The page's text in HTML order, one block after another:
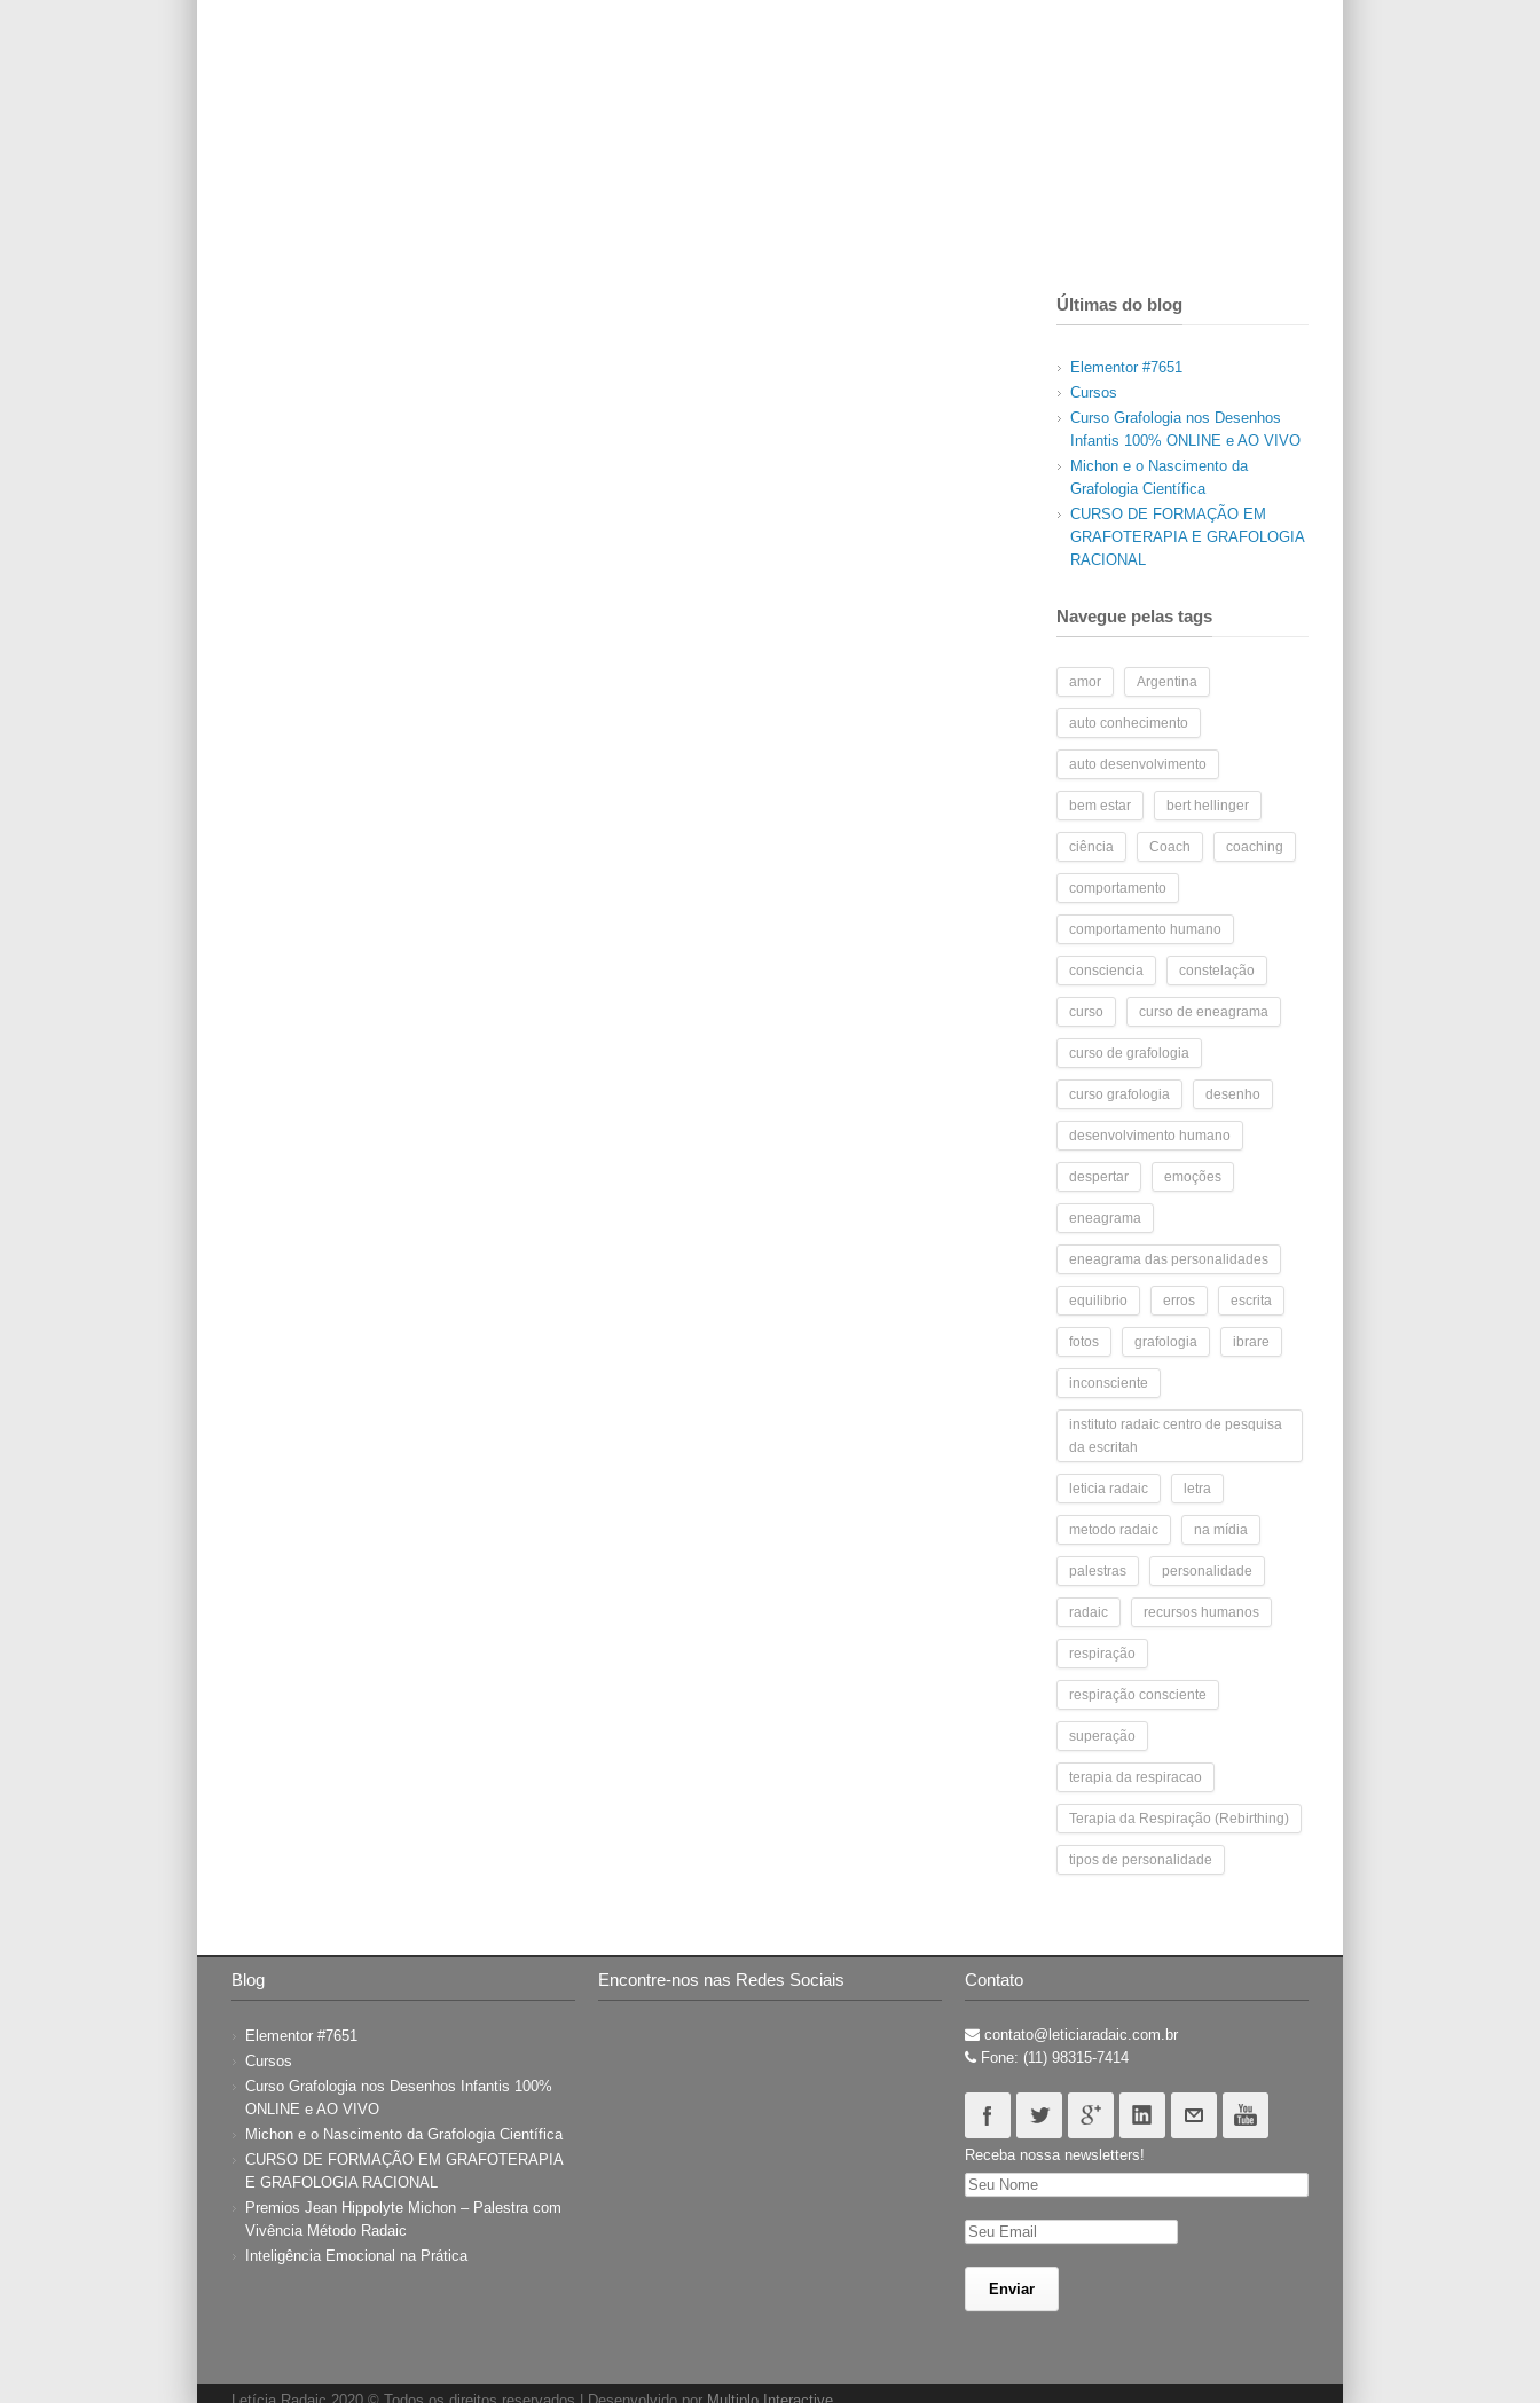
Últimas do blog
Elementor #7651
Cursos
Curso Grafologia nos Desenhos
Infantis 100% ONLINE e AO VIVO
Michon e o Nascimento da
Grafologia Científica
CURSO DE FORMAÇÃO EM
GRAFOTERAPIA E GRAFOLOGIA
RACIONAL
Navegue pelas tags
amor Argentina
auto conhecimento
auto desenvolvimento
bem estar bert hellinger
ciência Coach coaching
comportamento
comportamento humano
consciencia constelação
curso curso de eneagrama
curso de grafologia
curso grafologia desenho
desenvolvimento humano
despertar emoções
eneagrama
eneagrama das personalidades
equilibrio erros escrita
fotos grafologia ibrare
inconsciente
instituto radaic centro de pesquisa
da escritah
leticia radaic letra
metodo radaic na mídia
palestras personalidade
radaic recursos humanos
respiração
respiração consciente
superação
terapia da respiracao
Terapia da Respiração (Rebirthing)
tipos de personalidade
Blog
Elementor #7651
Cursos
Curso Grafologia nos Desenhos Infantis 100%
ONLINE e AO VIVO
Michon e o Nascimento da Grafologia Científica
CURSO DE FORMAÇÃO EM GRAFOTERAPIA
E GRAFOLOGIA RACIONAL
Premios Jean Hippolyte Michon – Palestra com
Vivência Método Radaic
Inteligência Emocional na Prática
Encontre-nos nas Redes Sociais Contato
contato@leticiaradaic.com.br
Fone: (11) 98315-7414
Receba nossa newsletters!